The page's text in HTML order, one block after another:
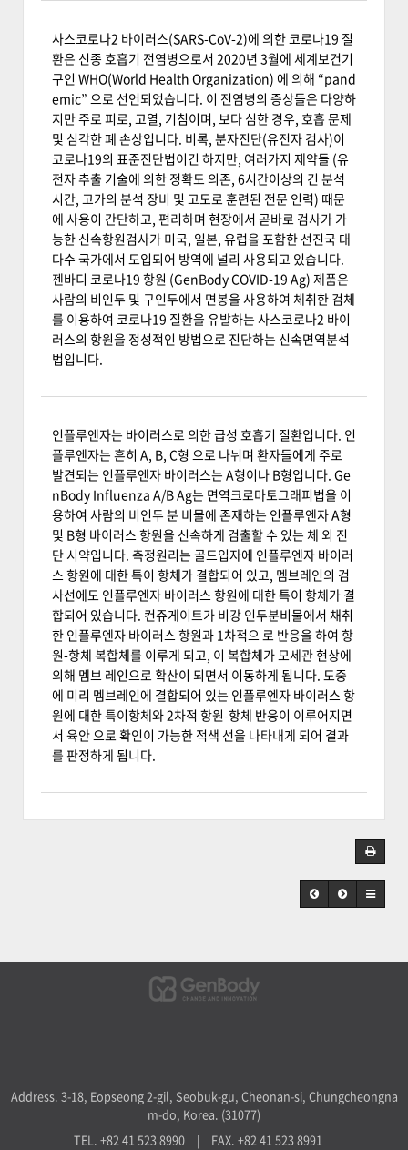
사스코로나2 바이러스(SARS-CoV-2)에 의한 코로나19 질
환은 신종 호흡기 전염병으로서 2020년 3월에 세계보건기
구인 WHO(World Health Organization) 에 의해 “pand
emic” 으로 선언되었습니다. 이 전염병의 증상들은 다양하
지만 주로 피로, 고열, 기침이며, 보다 심한 경우, 호흡 문제
및 심각한 폐 손상입니다. 비록, 분자진단(유전자 검사)이
코로나19의 표준진단법이긴 하지만, 여러가지 제약들 (유
전자 추출 기술에 의한 정확도 의존, 6시간이상의 긴 분석
시간, 고가의 분석 장비 및 고도로 훈련된 전문 인력) 때문
에 사용이 간단하고, 편리하며 현장에서 곧바로 검사가 가
능한 신속항원검사가 미국, 일본, 유럽을 포함한 선진국 대
다수 국가에서 도입되어 방역에 널리 사용되고 있습니다.
젠바디 코로나19 항원 (GenBody COVID-19 Ag) 제품은
사람의 비인두 및 구인두에서 면봉을 사용하여 체취한 검체
를 이용하여 코로나19 질환을 유발하는 사스코로나2 바이
러스의 항원을 정성적인 방법으로 진단하는 신속면역분석
법입니다.
인플루엔자는 바이러스로 의한 급성 호흡기 질환입니다. 인
플루엔자는 흔히 A, B, C형 으로 나뉘며 환자들에게 주로
발견되는 인플루엔자 바이러스는 A형이나 B형입니다. Ge
nBody Influenza A/B Ag는 면역크로마토그래피법을 이
용하여 사람의 비인두 분 비물에 존재하는 인플루엔자 A형
및 B형 바이러스 항원을 신속하게 검출할 수 있는 체 외 진
단 시약입니다. 측정원리는 골드입자에 인플루엔자 바이러
스 항원에 대한 특이 항체가 결합되어 있고, 멤브레인의 검
사선에도 인플루엔자 바이러스 항원에 대한 특이 항체가 결
합되어 있습니다. 컨쥬게이트가 비강 인두분비물에서 채취
한 인플루엔자 바이러스 항원과 1차적으 로 반응을 하여 항
원-항체 복합체를 이루게 되고, 이 복합체가 모세관 현상에
의해 멤브 레인으로 확산이 되면서 이동하게 됩니다. 도중
에 미리 멤브레인에 결합되어 있는 인플루엔자 바이러스 항
원에 대한 특이항체와 2차적 항원-항체 반응이 이루어지면
서 육안 으로 확인이 가능한 적색 선을 나타내게 되어 결과
를 판정하게 됩니다.
Address. 3-18, Eopseong 2-gil, Seobuk-gu, Cheonan-si, Chungcheongna
m-do, Korea. (31077)
TEL. +82 41 523 8990
| FAX. +82 41 523 8991